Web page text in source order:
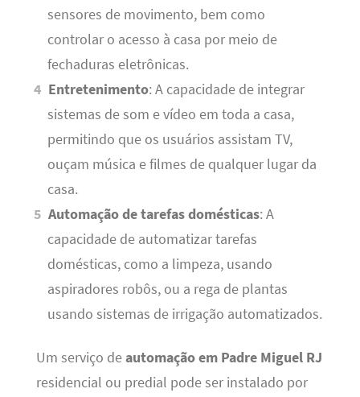
sensores de movimento, bem como
controlar o acesso à casa por meio de
fechaduras eletrônicas.
Entretenimento: A capacidade de integrar
sistemas de som e vídeo em toda a casa,
permitindo que os usuários assistam TV,
ouçam música e filmes de qualquer lugar da
casa.
Automação de tarefas domésticas: A
capacidade de automatizar tarefas
domésticas, como a limpeza, usando
aspiradores robôs, ou a rega de plantas
usando sistemas de irrigação automatizados.
Um serviço deautomação em Padre Miguel RJ
residencial ou predial pode ser instalado por